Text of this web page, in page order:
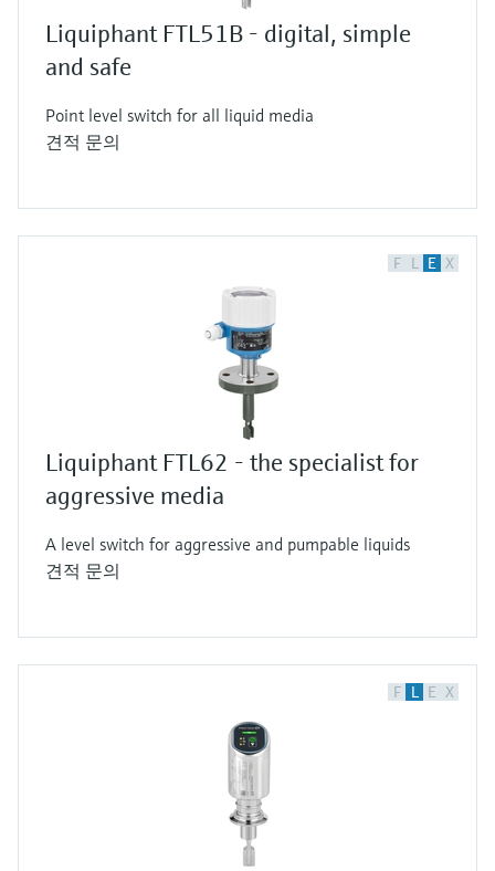
닝 포크는 1967년 엔드레스하우저가 개발한
진동 전자식 원리의 기반이 되었습니다. 이 원
리는 유체 내에서 진동과 감쇠 간의 직접적인
상관관계를 이용합니다. 이제 이 측정 방식이
어떻게 작동하는지 좀 더 자세히 살펴보겠습
진동 전자식 계기는 탱크, 용기, 배관에서 포
인트 레벨을 모니터링합니다. 튜닝 포크 형태
의 센서는 공진 주파수로 여기됩니다. 액체에
서 진동 전자식 측정 원리는 압전 방식 진동
시스템의 공진 주파수 변화에 기반합니다. 압
전 드라이브에는 두 가지가 있으며, 표준 계기
에는 바이모프(Bimorph) 드라이브가, 코팅 계
기에는 스택(Stack) 드라이브가 사용됩니다.
바이모프 드라이브는 서로 연결된 두 개의 디
스크, 즉 압전 디스크와 세라믹 디스크로 구성
됩니다. 동일한 전압에서 압전 디스크는 압축
되고 세라믹 디스크는 휘어집니다. 전압이 변
화하면 압전 디스크는 다시 팽창하며, 이 과정
드라이브는 분극 방향이 서로 다른 여러 개의
압전 디스크를 적층하여 고정한 구조입니다.
각각 교류 전압이 인가되면 압전 디스크가 진
동합니다. 압전 디스크가 팽창하면 멤브레인
은 바깥쪽으로 휘어지고, 멤브레인에 연결된
튜닝 포크의 끝단은 벌어집니다. 압전 디스크
가 다시 수축하면 멤브레인은 안쪽으로 휘어
지고, 튜닝 포크의 끝단은 서로 가까워집니다.
Liquiphant FTL51B - digital, simple
and safe
Point level switch for all liquid media
견적 문의
F L E X
Liquiphant FTL62 - the specialist for
aggressive media
A level switch for aggressive and pumpable liquids
견적 문의
F L E X